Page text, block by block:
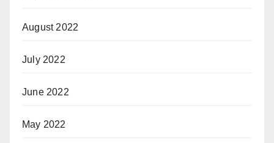
August 2022
July 2022
June 2022
May 2022